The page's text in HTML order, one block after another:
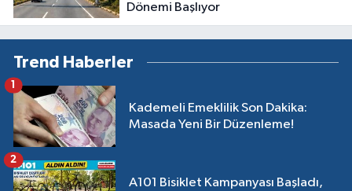
Dönemi Başlıyor
Trend Haberler
Kademeli Emeklilik Son Dakika:
Masada Yeni Bir Düzenleme!
1
A101 Bisiklet Kampanyası Başladı,
2